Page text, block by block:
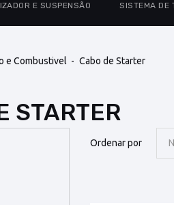
E SUSPENSÃO SISTEMA DE
e Combustivel Cabo de Starter
STARTER
Ordenar por